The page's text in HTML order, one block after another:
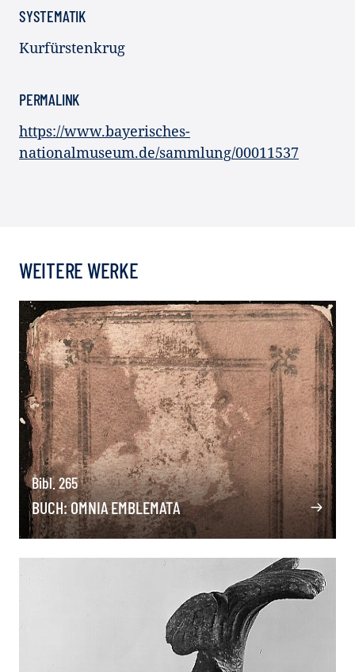
SYSTEMATIK
Kurfürstenkrug
PERMALINK
https://www.bayerisches-
nationalmuseum.de/sammlung/00011537
WEITERE WERKE
Bibl. 265
BUCH: OMNIA EMBLEMATA